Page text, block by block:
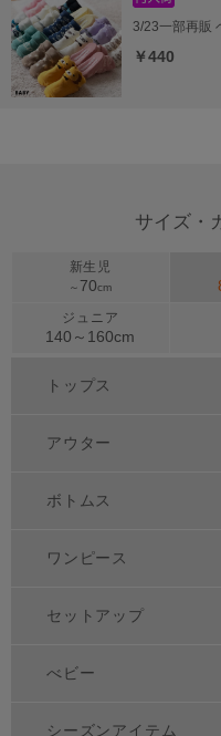
3/23一部再販
￥440
サイズ・
新生児
～ 70cm
ジュニア
140～ 160cm
トップス
アウター
ボトムス
ワンピース
セットアップ
べビー
シーズンアイテム